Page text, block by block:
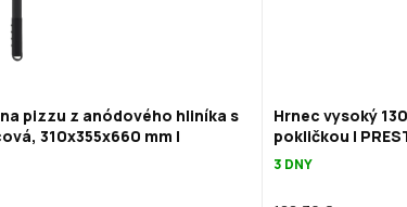
pizzu z anódového hliníka s
310x355x660 mm |
Hrnec vysoký
pokličkou |
3 DNY